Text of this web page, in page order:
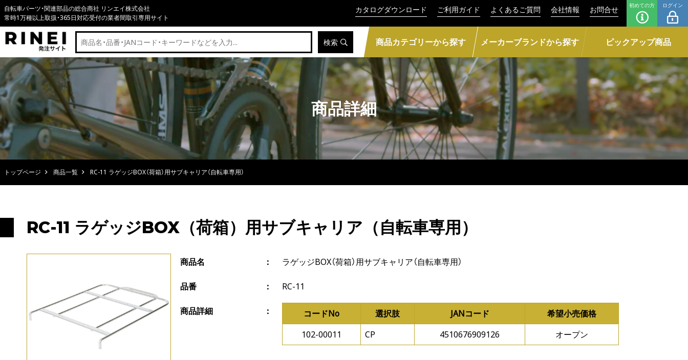
自転車パーツ・関連部品の総合商社 リンエイ株式会社
常時1万種以上取扱・365日対応受付の業者間取引専用サイト
カタログダウンロード ご利用ガイド よくあるご質問 会社情報 お問合せ 初めての方 ログイン
検索 商品カテゴリーから探す メーカーブランドから探す ピックアップ商品
商品詳細
トップページ 商品一覧 RC-11 ラゲッジBOX（荷箱）用サブキャリア（自転車専用）
RC-11 ラゲッジBOX（荷箱）用サブキャリア（自転車専用）
商品名 ラゲッジBOX（荷箱）用サブキャリア（自転車専用）
品番 RC-11
商品詳細 コードNo 選択肢 JANコード
希望小売価格
102-00011
CP 4510676909126 オープン